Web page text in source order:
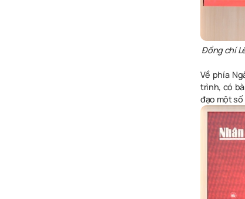
Đồng chí
Về phía
trình, có
đạo một